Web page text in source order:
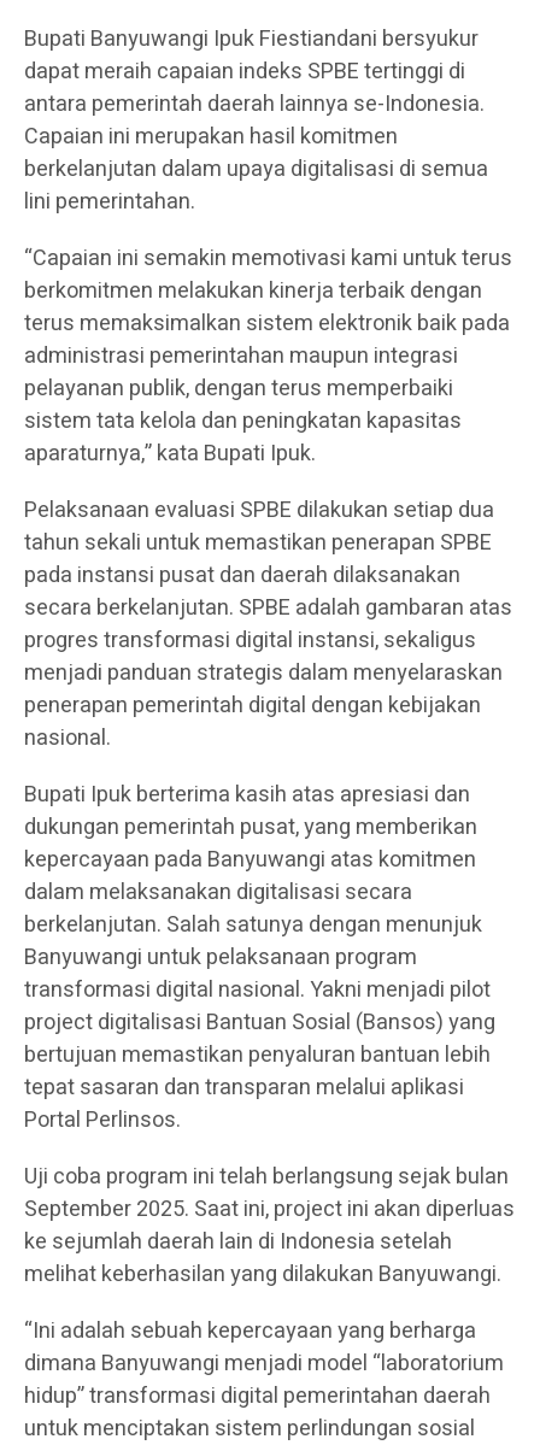
Bupati Banyuwangi Ipuk Fiestiandani bersyukur
dapat meraih capaian indeks SPBE tertinggi di
antara pemerintah daerah lainnya se-Indonesia.
Capaian ini merupakan hasil komitmen
berkelanjutan dalam upaya digitalisasi di semua
lini pemerintahan.
“Capaian ini semakin memotivasi kami untuk terus
berkomitmen melakukan kinerja terbaik dengan
terus memaksimalkan sistem elektronik baik pada
administrasi pemerintahan maupun integrasi
pelayanan publik, dengan terus memperbaiki
sistem tata kelola dan peningkatan kapasitas
aparaturnya,” kata Bupati Ipuk.
Pelaksanaan evaluasi SPBE dilakukan setiap dua
tahun sekali untuk memastikan penerapan SPBE
pada instansi pusat dan daerah dilaksanakan
secara berkelanjutan. SPBE adalah gambaran atas
progres transformasi digital instansi, sekaligus
menjadi panduan strategis dalam menyelaraskan
penerapan pemerintah digital dengan kebijakan
nasional.
Bupati Ipuk berterima kasih atas apresiasi dan
dukungan pemerintah pusat, yang memberikan
kepercayaan pada Banyuwangi atas komitmen
dalam melaksanakan digitalisasi secara
berkelanjutan. Salah satunya dengan menunjuk
Banyuwangi untuk pelaksanaan program
transformasi digital nasional. Yakni menjadi pilot
project digitalisasi Bantuan Sosial (Bansos) yang
bertujuan memastikan penyaluran bantuan lebih
tepat sasaran dan transparan melalui aplikasi
Portal Perlinsos.
Uji coba program ini telah berlangsung sejak bulan
September 2025. Saat ini, project ini akan diperluas
ke sejumlah daerah lain di Indonesia setelah
melihat keberhasilan yang dilakukan Banyuwangi.
“Ini adalah sebuah kepercayaan yang berharga
dimana Banyuwangi menjadi model “laboratorium
hidup” transformasi digital pemerintahan daerah
untuk menciptakan sistem perlindungan sosial